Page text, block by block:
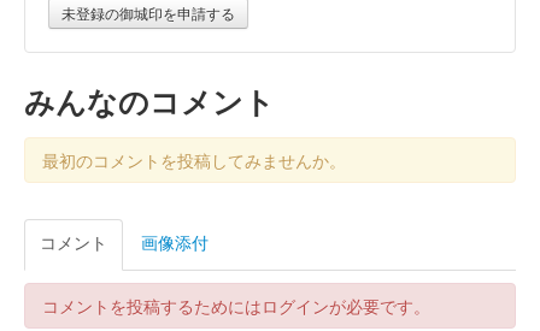
未登録の御城印を申請する
みんなのコメント
最初のコメントを投稿してみませんか。
コメント 画像添付
コメントを投稿するためにはログインが必要です。